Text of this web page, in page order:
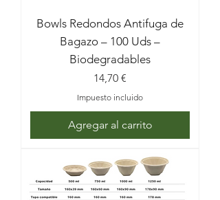
Bowls Redondos Antifuga de
Bagazo – 100 Uds –
Biodegradables
Precio
14,70 €
Impuesto incluido
Agregar al carrito